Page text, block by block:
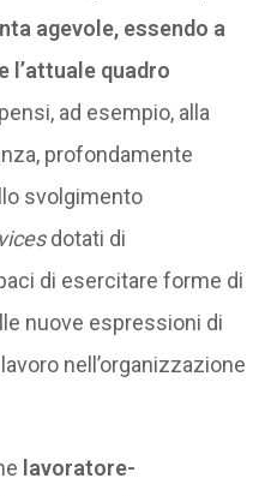
agevole, essendo a
l’attuale quadro
ad esempio, alla
profondamente
svolgimento
dotati di
di esercitare forme di
nuove espressioni di
nell’organizzazione
lavoratore-